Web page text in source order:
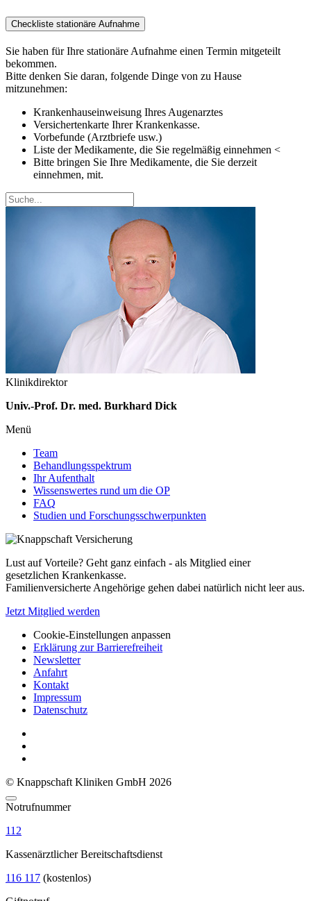
Checkliste stationäre Aufnahme
Sie haben für Ihre stationäre Aufnahme einen Termin mitgeteilt
bekommen.
Bitte denken Sie daran, folgende Dinge von zu Hause
mitzunehmen:
Krankenhauseinweisung Ihres Augenarztes
Versichertenkarte Ihrer Krankenkasse.
Vorbefunde (Arztbriefe usw.)
Liste der Medikamente, die Sie regelmäßig einnehmen <
Bitte bringen Sie Ihre Medikamente, die Sie derzeit
einnehmen, mit.
Klinikdirektor
Univ.-Prof. Dr. med. Burkhard Dick
Menü
Team
Behandlungsspektrum
Ihr Aufenthalt
Wissenswertes rund um die OP
FAQ
Studien und Forschungsschwerpunkten
Lust auf Vorteile? Geht ganz einfach - als Mitglied einer
gesetzlichen Krankenkasse.
Familienversicherte Angehörige gehen dabei natürlich nicht leer aus.
Jetzt Mitglied werden
Cookie-Einstellungen anpassen
Erklärung zur Barrierefreiheit
Newsletter
Anfahrt
Kontakt
Impressum
Datenschutz
© Knappschaft Kliniken GmbH 2026
Notrufnummer
112
Kassenärztlicher Bereitschaftsdienst
116 117 (kostenlos)